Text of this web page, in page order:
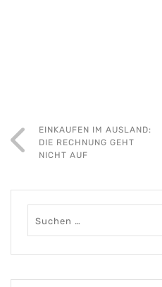
EINKAUFEN IM AUSLAND:
DIE RECHNUNG GEHT
NICHT AUF